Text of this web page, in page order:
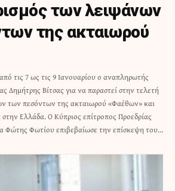
των λειψάνων
της ακταιωρού
τις 7 ως τις 9 Ιανουαρίου ο αναπληρωτής
Δημήτρης Βίτσας για να παραστεί στην τελετή
των πεσόντων της ακταιωρού «Φαέθων» και
Ελλάδα. Ο Κύπριος επίτροπος Προεδρίας
Φώτης Φωτίου επιβεβαίωσε την επίσκεψη του…